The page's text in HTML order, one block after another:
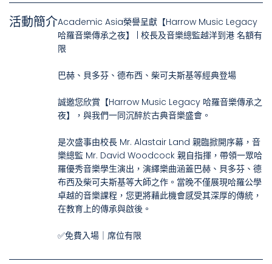
活動簡介Academic Asia榮譽呈獻【Harrow Music Legacy
哈羅音樂傳承之夜】 | 校長及音樂總監越洋到港 名額有
限
巴赫、貝多芬、德布西、柴可夫斯基等經典登場
誠邀您欣賞【Harrow Music Legacy 哈羅音樂傳承之
夜】，與我們一同沉醉於古典音樂盛會。
是次盛事由校長 Mr. Alastair Land 親臨掀開序幕，音
樂總監 Mr. David Woodcock 親自指揮，帶領一眾哈
羅優秀音樂學生演出，演繹樂曲涵蓋巴赫、貝多芬、德
布西及柴可夫斯基等大師之作。當晚不僅展現哈羅公學
卓越的音樂課程，您更將藉此機會感受其深厚的傳統，
在教育上的傳承與啟後。
✅免費入場｜席位有限